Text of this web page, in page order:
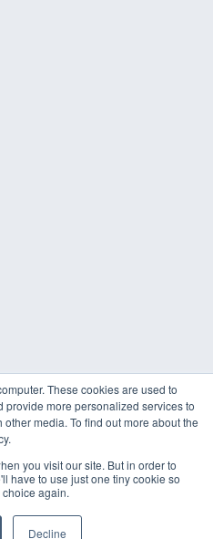
These cookies are used to
more personalized services to
media. To find out more about the
you visit our site. But in order to
have to use just one tiny cookie so
again.
Decline